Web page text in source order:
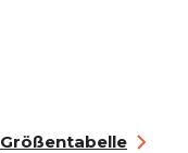
Größentabelle